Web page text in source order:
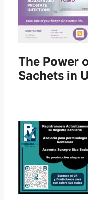
The Power
Sachets in